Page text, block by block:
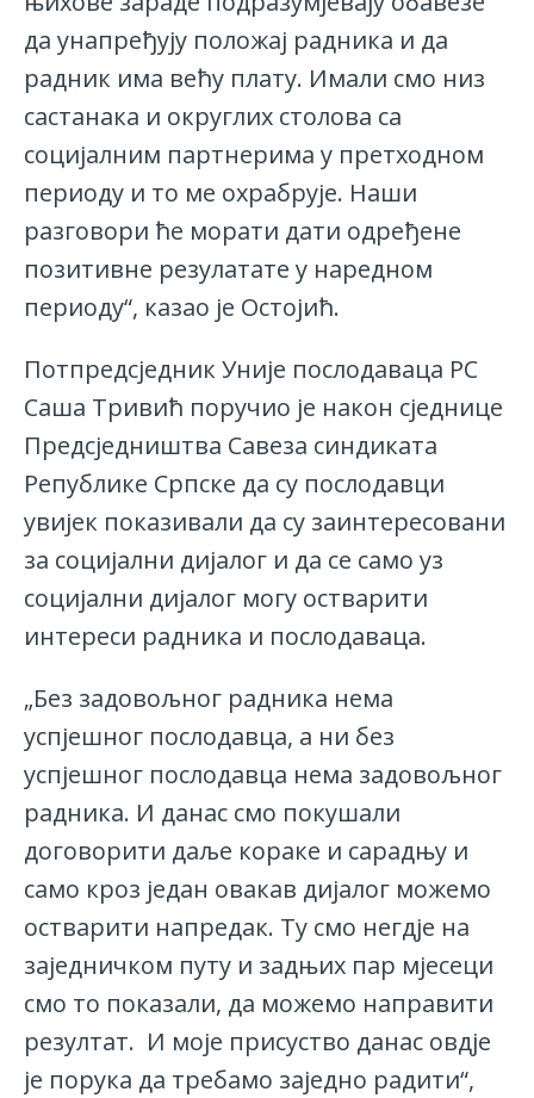
да унапређују положај радника и да
радник има већу плату. Имали смо низ
састанака и округлих столова са
социјалним партнерима у претходном
периоду и то ме охрабрује. Наши
разговори ће морати дати одређене
позитивне резулатате у наредном
периоду“, казао је Остојић.
Потпредсједник Уније послодаваца РС
Саша Тривић поручио је након сједнице
Предсједништва Савеза синдиката
Републике Српске да су послодавци
увијек показивали да су заинтересовани
за социјални дијалог и да се само уз
социјални дијалог могу остварити
интереси радника и послодаваца.
„Без задовољног радника нема
успјешног послодавца, а ни без
успјешног послодавца нема задовољног
радника. И данас смо покушали
договорити даље кораке и сарадњу и
само кроз један овакав дијалог можемо
остварити напредак. Ту смо негдје на
заједничком путу и задњих пар мјесеци
смо то показали, да можемо направити
резултат. И моје присуство данас овдје
је порука да требамо заједно радити“,